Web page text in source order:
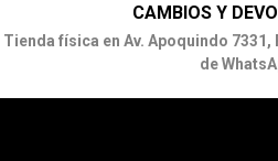
CAMBIOS Y
Tienda física en Av. Apoquindo
de